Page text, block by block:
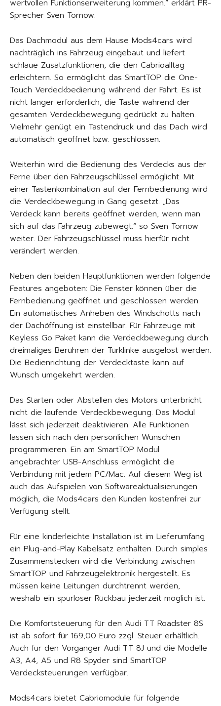
wertvollen Funktionserweiterung kommen.“ erklärt PR-
Sprecher Sven Tornow.
Das Dachmodul aus dem Hause Mods4cars wird
nachträglich ins Fahrzeug eingebaut und liefert
schlaue Zusatzfunktionen, die den Cabrioalltag
erleichtern. So ermöglicht das SmartTOP die One-
Touch Verdeckbedienung während der Fahrt. Es ist
nicht länger erforderlich, die Taste während der
gesamten Verdeckbewegung gedrückt zu halten.
Vielmehr genügt ein Tastendruck und das Dach wird
automatisch geöffnet bzw. geschlossen.
Weiterhin wird die Bedienung des Verdecks aus der
Ferne über den Fahrzeugschlüssel ermöglicht. Mit
einer Tastenkombination auf der Fernbedienung wird
die Verdeckbewegung in Gang gesetzt. „Das
Verdeck kann bereits geöffnet werden, wenn man
sich auf das Fahrzeug zubewegt.“ so Sven Tornow
weiter. Der Fahrzeugschlüssel muss hierfür nicht
verändert werden.
Neben den beiden Hauptfunktionen werden folgende
Features angeboten: Die Fenster können über die
Fernbedienung geöffnet und geschlossen werden.
Ein automatisches Anheben des Windschotts nach
der Dachöffnung ist einstellbar. Für Fahrzeuge mit
Keyless Go Paket kann die Verdeckbewegung durch
dreimaliges Berühren der Türklinke ausgelöst werden.
Die Bedienrichtung der Verdecktaste kann auf
Wunsch umgekehrt werden.
Das Starten oder Abstellen des Motors unterbricht
nicht die laufende Verdeckbewegung. Das Modul
lässt sich jederzeit deaktivieren. Alle Funktionen
lassen sich nach den persönlichen Wünschen
programmieren. Ein am SmartTOP Modul
angebrachter USB-Anschluss ermöglicht die
Verbindung mit jedem PC/Mac. Auf diesem Weg ist
auch das Aufspielen von Softwareaktualisierungen
möglich, die Mods4cars den Kunden kostenfrei zur
Verfügung stellt.
Für eine kinderleichte Installation ist im Lieferumfang
ein Plug-and-Play Kabelsatz enthalten. Durch simples
Zusammenstecken wird die Verbindung zwischen
SmartTOP und Fahrzeugelektronik hergestellt. Es
müssen keine Leitungen durchtrennt werden,
weshalb ein spurloser Rückbau jederzeit möglich ist.
Die Komfortsteuerung für den Audi TT Roadster 8S
ist ab sofort für 169,00 Euro zzgl. Steuer erhältlich.
Auch für den Vorgänger Audi TT 8J und die Modelle
A3, A4, A5 und R8 Spyder sind SmartTOP
Verdecksteuerungen verfügbar.
Mods4cars bietet Cabriomodule für folgende